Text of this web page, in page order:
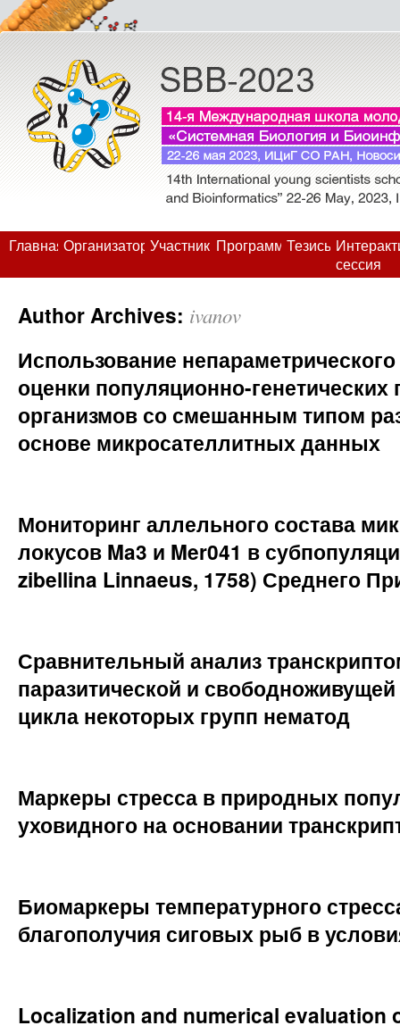
ГлавнаяОрганизаторыУчастникиПрограммаТезисы
сессия
Author Archives: ivanov
Использование
оценки популяционно-генетических
организмов со смешанным типом
основе микросателлитных данных
Мониторинг аллельного состава
локусов Ma3 и Mer041 в
zibellina Linnaeus, 1758) Среднего
Сравнительный анализ
паразитической и
цикла некоторых групп нематод
Маркеры стресса в природных
уховидного на основании
Биомаркеры температурного
благополучия сиговых рыб в
Localization and numerical evaluation